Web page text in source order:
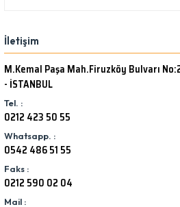
İletişim
M.Kemal Paşa Mah.Firuzköy Bulvarı
- İSTANBUL
Tel. :
0212 423 50 55
Whatsapp. :
0542 486 51 55
Faks :
0212 590 02 04
Mail :